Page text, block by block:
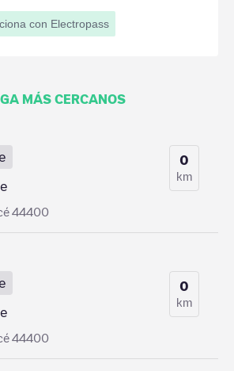
con Electropass
MÁS CERCANOS
44400
0
km
44400
0
km